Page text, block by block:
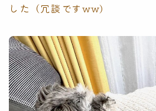
した（冗談ですww)